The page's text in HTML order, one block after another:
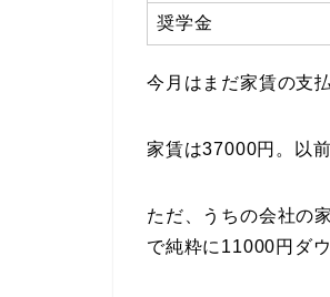
奨学金
今月はまだ家賃の支
家賃は37000円。以
ただ、うちの会社の
で純粋に11000円ダ